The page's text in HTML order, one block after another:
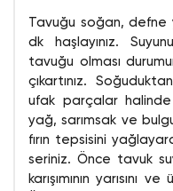
Tavuğu soğan,
dk haşlayınız.
tavuğu olması
çıkartınız.
ufak parçalar
yağ, sarımsak ve
fırın tepsisini
seriniz. Önce tavuk
karışımının yarısını